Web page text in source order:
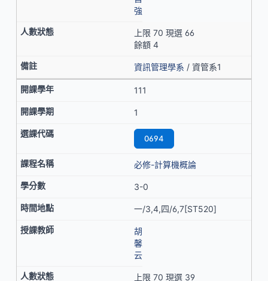
強
上限 70 現選 66
餘額 4
資訊管理學系 / 資管系1
111
1
0694
必修-計算機概論
3-0
一/3,4,四/6,7[ST520]
胡
馨
云
上限 70 現選 39